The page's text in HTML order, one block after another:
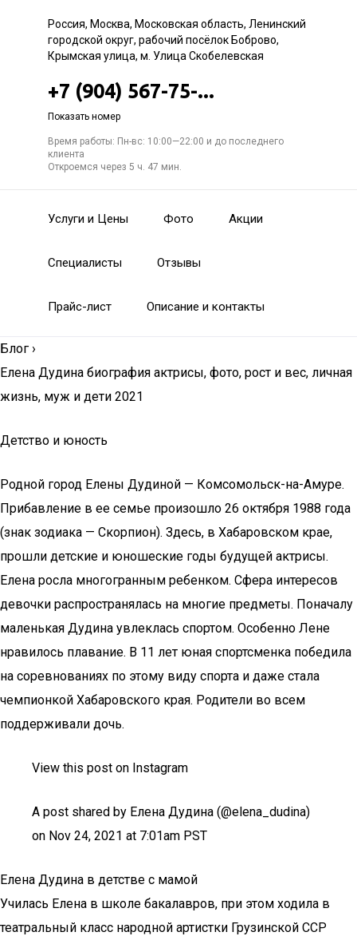
Россия, Москва, Московская область, Ленинский
городской округ, рабочий посёлок Боброво,
Крымская улица, м. Улица Скобелевская
+7 (904) 567-75-...
Показать номер
Время работы: Пн-вс: 10:00—22:00 и до последнего
клиента
Откроемся через 5 ч. 47 мин.
Услуги и Цены Фото Акции
Специалисты Отзывы
Прайс-лист Описание и контакты
Блог ›
Елена Дудина биография актрисы, фото, рост и вес, личная
жизнь, муж и дети 2021
Детство и юность
Родной город Елены Дудиной — Комсомольск-на-Амуре.
Прибавление в ее семье произошло 26 октября 1988 года
(знак зодиака — Скорпион). Здесь, в Хабаровском крае,
прошли детские и юношеские годы будущей актрисы.
Елена росла многогранным ребенком. Сфера интересов
девочки распространялась на многие предметы. Поначалу
маленькая Дудина увлеклась спортом. Особенно Лене
нравилось плавание. В 11 лет юная спортсменка победила
на соревнованиях по этому виду спорта и даже стала
чемпионкой Хабаровского края. Родители во всем
поддерживали дочь.
View this post on Instagram
A post shared by Елена Дудина (@elena_dudina)
on Nov 24, 2021 at 7:01am PST
Елена Дудина в детстве с мамой
Училась Елена в школе бакалавров, при этом ходила в
театральный класс народной артистки Грузинской ССР